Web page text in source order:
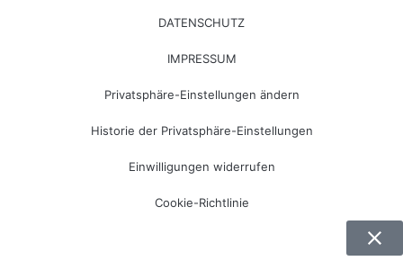
DATENSCHUTZ
IMPRESSUM
Privatsphäre-Einstellungen ändern
Historie der Privatsphäre-Einstellungen
Einwilligungen widerrufen
Cookie-Richtlinie